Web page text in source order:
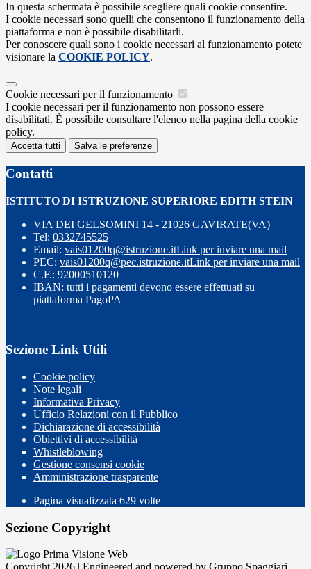
In questa schermata è possibile scegliere quali cookie consentire.
I cookie necessari sono quelli che consentono il funzionamento della
piattaforma e non è possibile disabilitarli.
Per conoscere quali sono i cookie necessari al funzionamento potete
visionare la COOKIE POLICY.
Cookie necessari per il funzionamento
I cookie necessari per il funzionamento non possono essere
disabilitati. È possibile consultare l'elenco nella pagina della cookie
policy.
Accetta tutti Salva le preferenze
Contatti
ISTITUTO DI ISTRUZIONE SUPERIORE EDITH STEIN
VIA DEI GELSOMINI 14 - 21026 GAVIRATE(VA)
Tel: 0332745525
Email: vais01200q@istruzione.itLink per inviare una mail
PEC: vais01200q@pec.istruzione.itLink per inviare una mail
C.F.: 92000510120
IBAN: tutti i pagamenti devono essere effettuati su
piattaforma PagoPA
Sezione Link Utili
Cookie policy
Note legali
Informativa Privacy
Ufficio Relazioni con il Pubblico
Dichiarazione di accessibilità
Obiettivi di accessibilità
Whistleblowing
Gestione consensi cookie
Amministrazione trasparente
Pagina visualizzata 629 volte
Sezione Copyright